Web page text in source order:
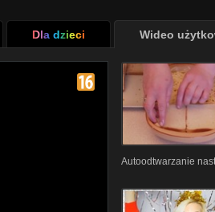
Dla dzieci Wideo
Autoodtwarzanie